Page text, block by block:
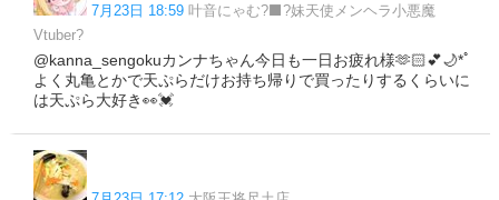
7月23日 18:59 叶音にゃむ?‍⬛?妹天使メンヘラ小悪魔
Vtuber?
@kanna_sengokuカンナちゃん今日も一日お疲れ様🫶🏻︎💕︎︎🌙*ﾟ
よく丸亀とかで天ぷらだけお持ち帰りで買ったりするくらいに
は天ぷら大好き👀💓